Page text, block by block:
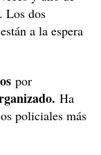
Los dos
a la espera
por
Ha
policiales más